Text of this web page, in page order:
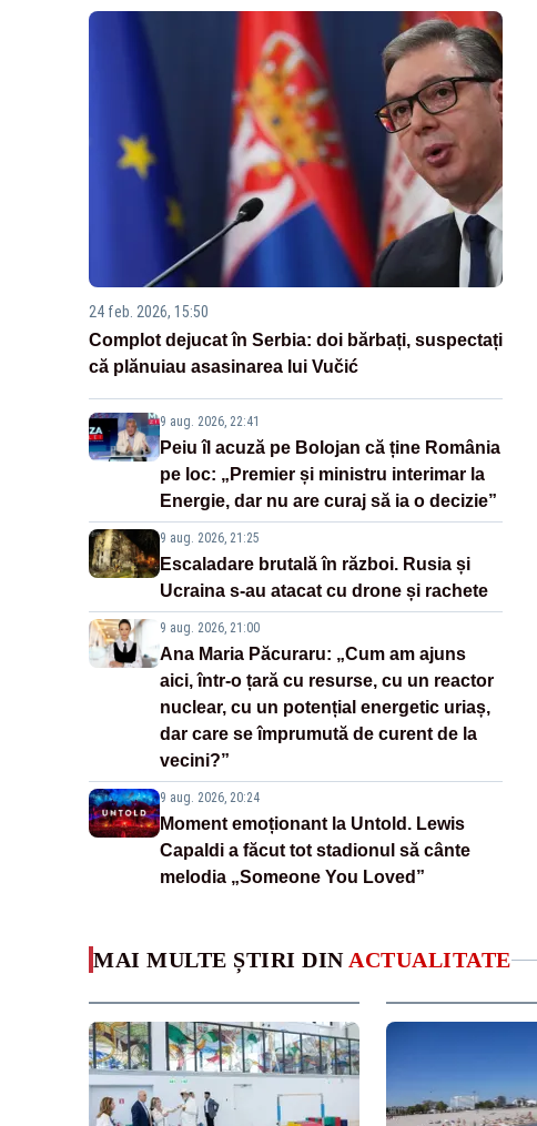
24 feb. 2026, 15:50
Complot dejucat în Serbia: doi bărbați, suspectați
că plănuiau asasinarea lui Vučić
9 aug. 2026, 22:41
Peiu îl acuză pe Bolojan că ține România
pe loc: „Premier și ministru interimar la
Energie, dar nu are curaj să ia o decizie”
9 aug. 2026, 21:25
Escaladare brutală în război. Rusia și
Ucraina s-au atacat cu drone și rachete
9 aug. 2026, 21:00
Ana Maria Păcuraru: „Cum am ajuns
aici, într-o țară cu resurse, cu un reactor
nuclear, cu un potențial energetic uriaș,
dar care se împrumută de curent de la
vecini?”
9 aug. 2026, 20:24
Moment emoționant la Untold. Lewis
Capaldi a făcut tot stadionul să cânte
melodia „Someone You Loved”
MAI MULTE ȘTIRI DIN ACTUALITATE